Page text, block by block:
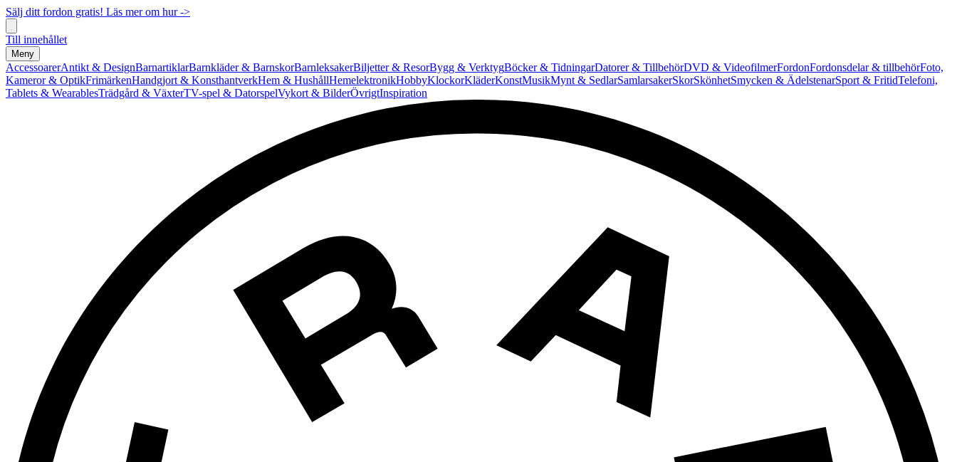
Sälj ditt fordon gratis! Läs mer om hur ->
Till innehållet
Meny
AccessoarerAntikt & DesignBarnartiklarBarnkläder & BarnskorBarnleksakerBiljetter & ResorBygg & VerktygBöcker & TidningarDatorer & TillbehörDVD & VideofilmerFordonFordonsdelar & tillbehörFoto,
Kameror & OptikFrimärkenHandgjort & KonsthantverkHem & HushållHemelektronikHobbyKlockorKläderKonstMusikMynt & SedlarSamlarsakerSkorSkönhetSmycken & ÄdelstenarSport & FritidTelefoni,
Tablets & WearablesTrädgård & VäxterTV-spel & DatorspelVykort & BilderÖvrigtInspiration